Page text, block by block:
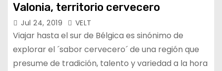
Valonia, territorio cervecero
Jul 24, 2019 VELT
Viajar hasta el sur de Bélgica es sinónimo de
explorar el ´sabor cervecero´ de una región que
presume de tradición, talento y variedad a la hora